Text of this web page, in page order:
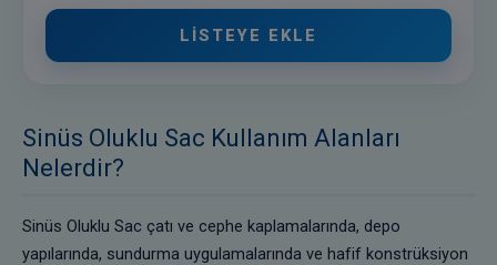
LISTEYE EKLE
Sinüs Oluklu Sac Kullanım Alanları
Nelerdir?
Sinüs Oluklu Sac çatı ve cephe kaplamalarında, depo
yapılarında, sundurma uygulamalarında ve hafif konstrüksiyon